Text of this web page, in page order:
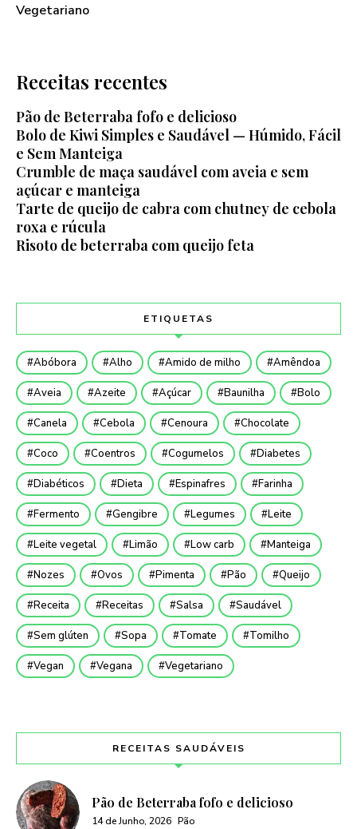
Vegetariano
Receitas recentes
Pão de Beterraba fofo e delicioso
Bolo de Kiwi Simples e Saudável — Húmido, Fácil
e Sem Manteiga
Crumble de maça saudável com aveia e sem
açúcar e manteiga
Tarte de queijo de cabra com chutney de cebola
roxa e rúcula
Risoto de beterraba com queijo feta
ETIQUETAS
Abóbora Alho Amido de milho Amêndoa
Aveia Azeite Açúcar Baunilha Bolo
Canela Cebola Cenoura Chocolate
Coco Coentros Cogumelos Diabetes
Diabéticos Dieta Espinafres Farinha
Fermento Gengibre Legumes Leite
Leite vegetal Limão Low carb Manteiga
Nozes Ovos Pimenta Pão Queijo
Receita Receitas Salsa Saudável
Sem glúten Sopa Tomate Tomilho
Vegan Vegana Vegetariano
RECEITAS SAUDÁVEIS
Pão de Beterraba fofo e delicioso
14 de Junho, 2026 Pão